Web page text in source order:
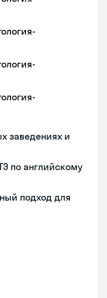
заведениях и
по английскому
подход для